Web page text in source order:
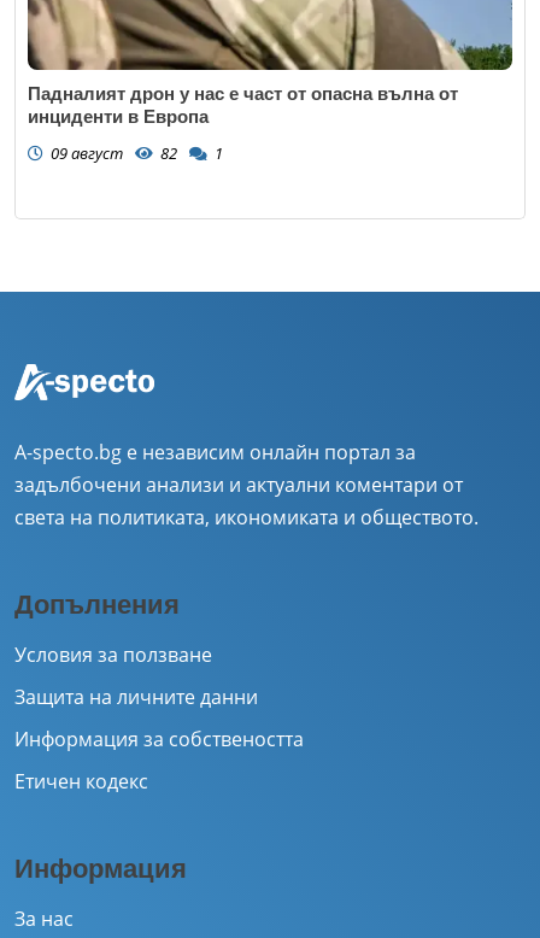
Падналият дрон у нас е част от опасна вълна от
инциденти в Европа
09 август 82 1
A-specto.bg е независим онлайн портал за
задълбочени анализи и актуални коментари от
света на политиката, икономиката и обществото.
Допълнения
Условия за ползване
Защита на личните данни
Информация за собствеността
Етичен кодекс
Информация
За нас